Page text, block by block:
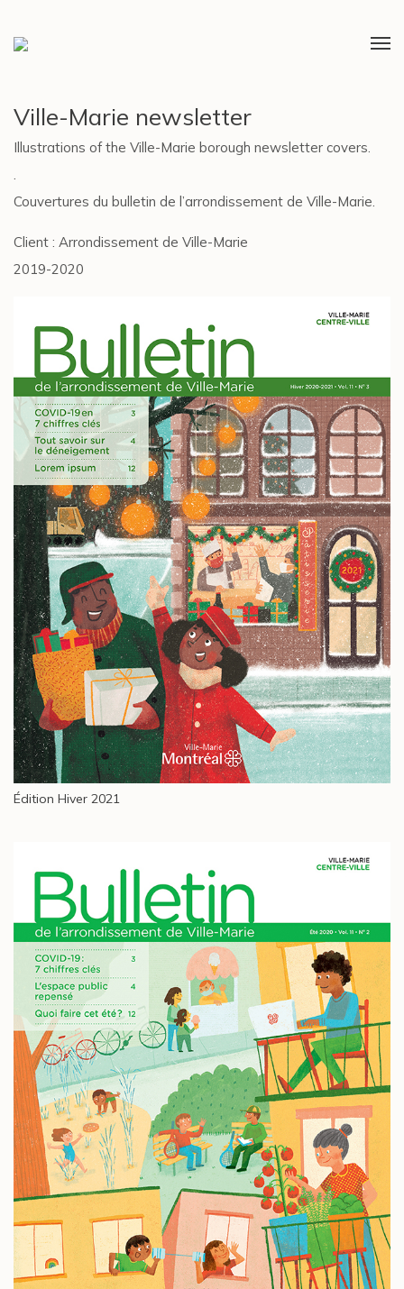
Ville-Marie newsletter
Illustrations of the Ville-Marie borough newsletter covers.
.
Couvertures du bulletin de l’arrondissement de Ville-Marie.
Client : Arrondissement de Ville-Marie
2019-2020
Édition Hiver 2021